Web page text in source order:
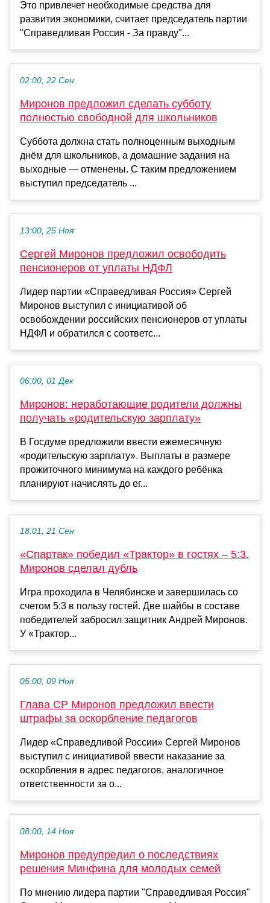
Это привлечет необходимые средства для
развития экономики, считает председатель партии
"Справедливая Россия - За правду"...
02:00, 22 Сен
Миронов предложил сделать субботу
полностью свободной для школьников
Суббота должна стать полноценным выходным
днём для школьников, а домашние задания на
выходные — отменены. С таким предложением
выступил председатель ...
13:00, 25 Ноя
Сергей Миронов предложил освободить
пенсионеров от уплаты НДФЛ
Лидер партии «Справедливая Россия» Сергей
Миронов выступил с инициативой об
освобождении российских пенсионеров от уплаты
НДФЛ и обратился с соответс...
06:00, 01 Дек
Миронов: неработающие родители должны
получать «родительскую зарплату»
В Госдуме предложили ввести ежемесячную
«родительскую зарплату». Выплаты в размере
прожиточного минимума на каждого ребёнка
планируют начислять до ег...
18:01, 21 Сен
«Спартак» победил «Трактор» в гостях – 5:3.
Миронов сделал дубль
Игра проходила в Челябинске и завершилась со
счетом 5:3 в пользу гостей. Две шайбы в составе
победителей забросил защитник Андрей Миронов.
У «Трактор...
05:00, 09 Ноя
Глава СР Миронов предложил ввести
штрафы за оскорбление педагогов
Лидер «Справедливой России» Сергей Миронов
выступил с инициативой ввести наказание за
оскорбления в адрес педагогов, аналогичное
ответственности за о...
08:00, 14 Ноя
Миронов предупредил о последствиях
решения Минфина для молодых семей
По мнению лидера партии "Справедливая Россия"